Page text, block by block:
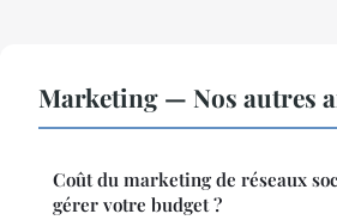
Marketing — Nos autres
Coût du marketing de réseaux
gérer votre budget ?